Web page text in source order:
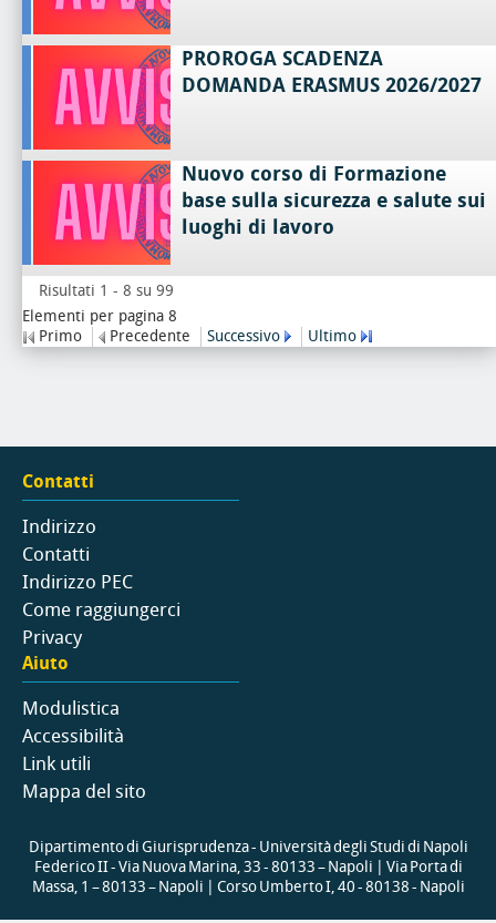
PROROGA SCADENZA
DOMANDA ERASMUS 2026/2027
Nuovo corso di Formazione
base sulla sicurezza e salute sui
luoghi di lavoro
Risultati 1 - 8 su 99
Elementi per pagina 8
Primo
Precedente Successivo Ultimo
Contatti
Indirizzo
Contatti
Indirizzo PEC
Come raggiungerci
Privacy
Aiuto
Modulistica
Accessibilità
Link utili
Mappa del sito
Dipartimento di Giurisprudenza - Università degli Studi di Napoli
Federico II - Via Nuova Marina, 33 - 80133 – Napoli | Via Porta di
Massa, 1 – 80133 – Napoli | Corso Umberto I, 40 - 80138 - Napoli